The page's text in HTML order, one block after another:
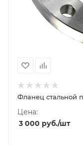
Фланец стальной
Цена:
3 000 руб./шт